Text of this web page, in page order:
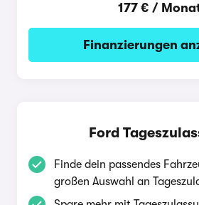
177 € /
Finanzierungen
Ford
Finde dein passendes
großen Auswahl an